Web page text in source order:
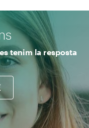
tenim la resposta